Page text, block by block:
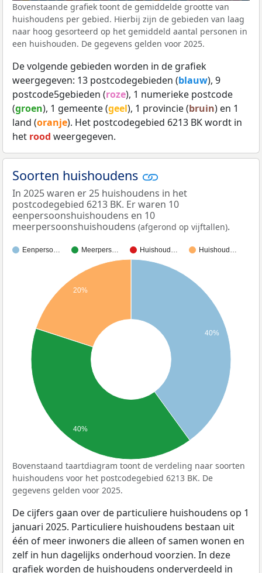
Bovenstaande grafiek toont de gemiddelde grootte van
huishoudens per gebied. Hierbij zijn de gebieden van laag
naar hoog gesorteerd op het gemiddeld aantal personen in
een huishouden. De gegevens gelden voor 2025.
De volgende gebieden worden in de grafiek
weergegeven: 13 postcodegebieden (blauw), 9
postcode5gebieden (roze), 1 numerieke postcode
(groen), 1 gemeente (geel), 1 provincie (bruin) en 1
land (oranje). Het postcodegebied 6213 BK wordt in
het rood weergegeven.
Soorten huishoudens
In 2025 waren er 25 huishoudens in het
postcodegebied 6213 BK. Er waren 10
eenpersoonshuishoudens en 10
meerpersoonshuishoudens (afgerond op vijftallen).
Eenperso… Meerpers… Huishoud… Huishoud…
40%
20%
40%
Bovenstaand taartdiagram toont de verdeling naar soorten
huishoudens voor het postcodegebied 6213 BK. De
gegevens gelden voor 2025.
De cijfers gaan over de particuliere huishoudens op 1
januari 2025. Particuliere huishoudens bestaan uit
één of meer inwoners die alleen of samen wonen en
zelf in hun dagelijks onderhoud voorzien. In deze
grafiek worden de huishoudens onderverdeeld in